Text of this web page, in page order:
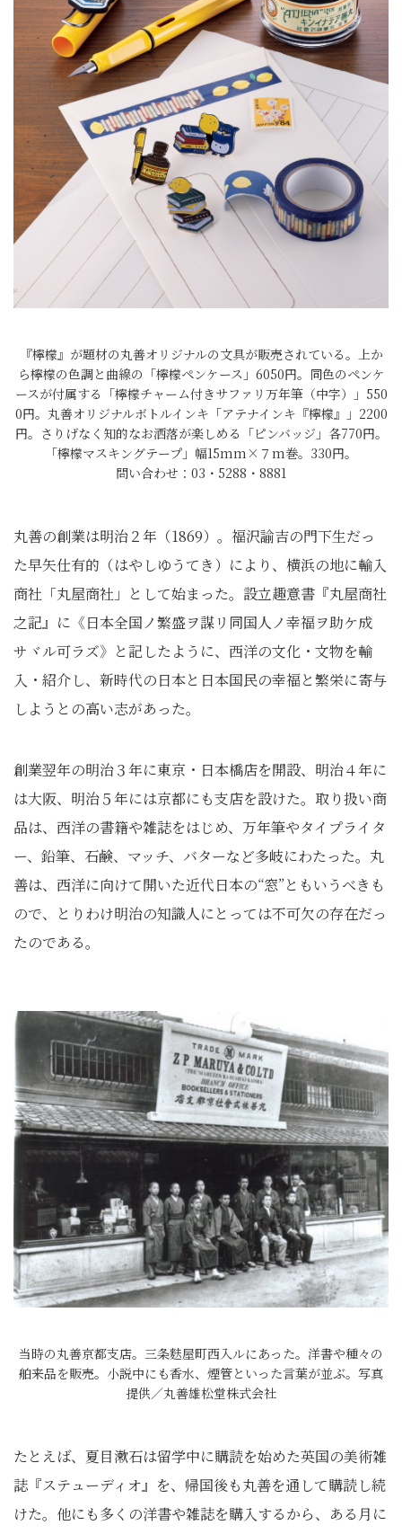
『檸檬』が題材の丸善オリジナルの文具が販売されている。上か
ら檸檬の色調と曲線の「檸檬ペンケース」6050円。同色のペンケ
ースが付属する「檸檬チャーム付きサファリ万年筆（中字）」550
0円。丸善オリジナルボトルインキ「アテナインキ『檸檬』」2200
円。さりげなく知的なお洒落が楽しめる「ピンバッジ」各770円。
「檸檬マスキングテープ」幅15mm×７m巻。330円。
問い合わせ：03・5288・8881
丸善の創業は明治２年（1869）。福沢諭吉の門下生だっ
た早矢仕有的（はやしゆうてき）により、横浜の地に輸入
商社「丸屋商社」として始まった。設立趣意書『丸屋商社
之記』に《日本全国ノ繁盛ヲ謀リ同国人ノ幸福ヲ助ケ成
サヾル可ラズ》と記したように、西洋の文化・文物を輸
入・紹介し、新時代の日本と日本国民の幸福と繁栄に寄与
しようとの高い志があった。
創業翌年の明治３年に東京・日本橋店を開設、明治４年に
は大阪、明治５年には京都にも支店を設けた。取り扱い商
品は、西洋の書籍や雑誌をはじめ、万年筆やタイプライタ
ー、鉛筆、石鹸、マッチ、バターなど多岐にわたった。丸
善は、西洋に向けて開いた近代日本の“窓”ともいうべきも
ので、とりわけ明治の知識人にとっては不可欠の存在だっ
たのである。
当時の丸善京都支店。三条麩屋町西入ルにあった。洋書や種々の
舶来品を販売。小説中にも香水、煙管といった言葉が並ぶ。写真
提供／丸善雄松堂株式会社
たとえば、夏目漱石は留学中に購読を始めた英国の美術雑
誌『ステューディオ』を、帰国後も丸善を通して購読し続
けた。他にも多くの洋書や雑誌を購入するから、ある月に